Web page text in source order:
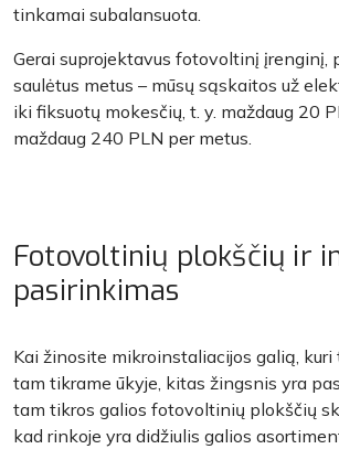
tinkamai subalansuota.
Gerai suprojektavus fotovoltinį įrenginį,
saulėtus metus – mūsų sąskaitos už
iki fiksuotų mokesčių, t. y. maždaug 20
maždaug 240 PLN per metus.
Fotovoltinių plokščių ir
pasirinkimas
Kai žinosite mikroinstaliacijos galią,
tam tikrame ūkyje, kitas žingsnis yra
tam tikros galios fotovoltinių plokščių
kad rinkoje yra didžiulis galios